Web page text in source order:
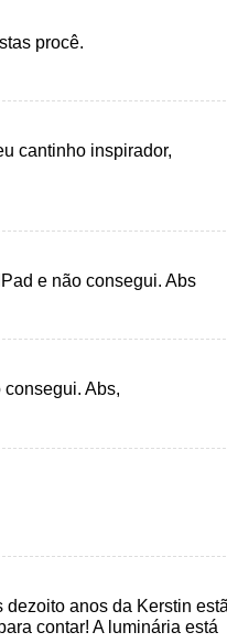
procê.
cantinho inspirador,
e não consegui. Abs
Abs,
dezoito anos da Kerstin
contar! A luminária está